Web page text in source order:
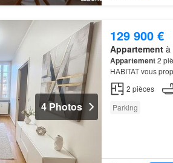
4 Photos
129 900 €
Appartementà
Appartement2
HABITAT vous
2 pièces
Parking